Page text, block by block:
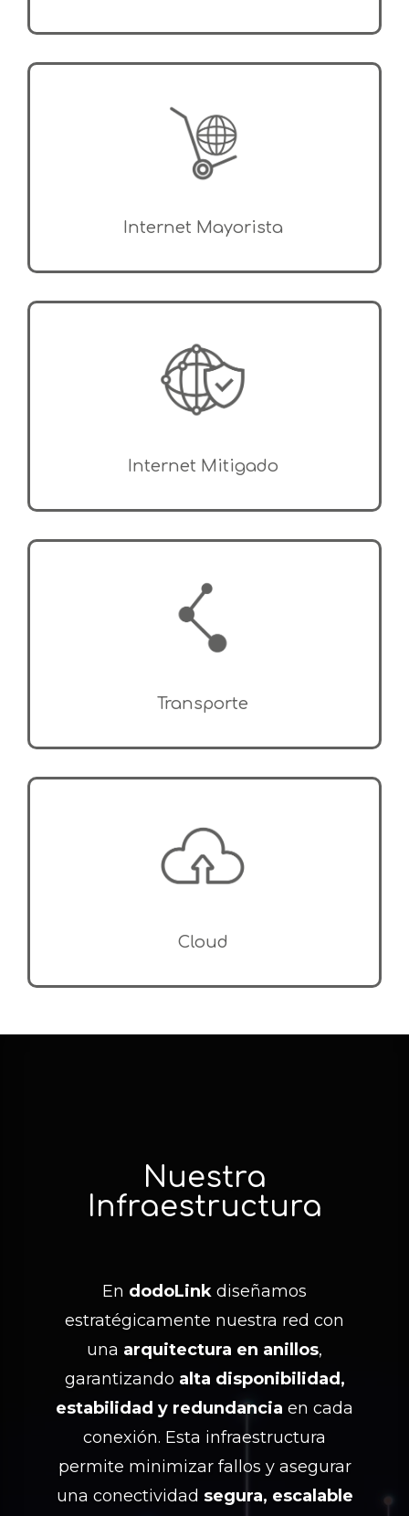
Internet Mayorista
Internet Mitigado
Transporte
Cloud
Nuestra
Infraestructura
En dodoLink diseñamos
estratégicamente nuestra red con
una arquitectura en anillos,
garantizando alta disponibilidad,
estabilidad y redundancia en cada
conexión. Esta infraestructura
permite minimizar fallos y asegurar
una conectividad segura, escalable